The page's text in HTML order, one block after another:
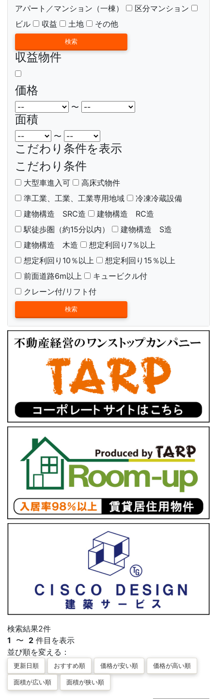
アパート／マンション（一棟）
区分マンション
ビル
収益 土地 その他
収益物件
価格
〜
面積
〜
こだわり条件を表示
こだわり条件
大型車進入可
高床式物件
準工業、工業、工業専用地域
冷凍冷蔵設備
建物構造 SRC造
建物構造 RC造
駅徒歩圏（約15分以内）
建物構造 S造
建物構造 木造
想定利回り7％以上
想定利回り10％以上
想定利回り15％以上
前面道路6m以上
キュービクル付
クレーン付/リフト付
検索結果2件
1 〜 2 件目を表示
並び順を変える：